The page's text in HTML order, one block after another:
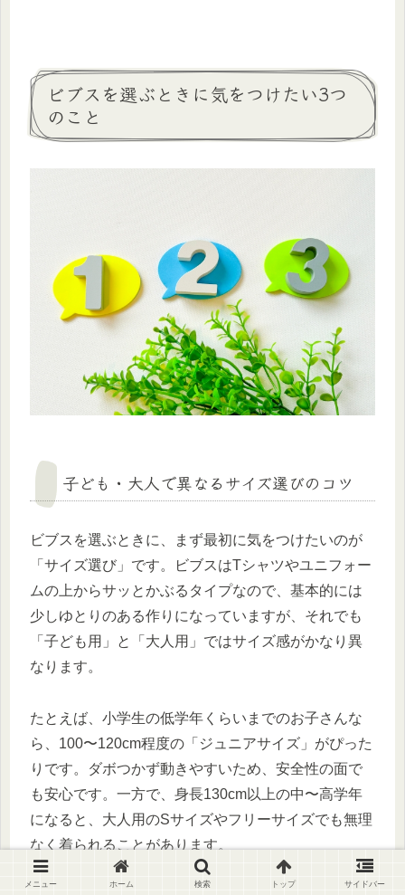
ビブスを選ぶときに気をつけたい3つ
のこと
子ども・大人で異なるサイズ選びのコツ
ビブスを選ぶときに、まず最初に気をつけたいのが
「サイズ選び」です。ビブスはTシャツやユニフォー
ムの上からサッとかぶるタイプなので、基本的には
少しゆとりのある作りになっていますが、それでも
「子ども用」と「大人用」ではサイズ感がかなり異
なります。
たとえば、小学生の低学年くらいまでのお子さんな
ら、100〜120cm程度の「ジュニアサイズ」がぴった
りです。ダボつかず動きやすいため、安全性の面で
も安心です。一方で、身長130cm以上の中〜高学年
になると、大人用のSサイズやフリーサイズでも無理
なく着られることがあります。
メニュー ホーム 検索 トップ サイドバー